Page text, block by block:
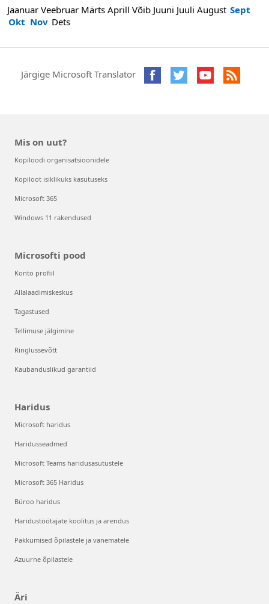
Jaanuar Veebruar Märts Aprill Võib Juuni Juuli August Sept
Okt Nov Dets
Järgige Microsoft Translator
Mis on uut?
Kopiloodi organisatsioonidele
Kopiloot isiklikuks kasutuseks
Microsoft 365
Windows 11 rakendused
Microsofti pood
Konto profiil
Allalaadimiskeskus
Tagastused
Tellimuse jälgimine
Ringlussevõtt
Kaubanduslikud garantiid
Haridus
Microsoft haridus
Haridusseadmed
Microsoft Teams haridusasutustele
Microsoft 365 Haridus
Büroo haridus
Haridustöötajate koolitus ja arendus
Pakkumised õpilastele ja vanematele
Azuurne õpilastele
Äri